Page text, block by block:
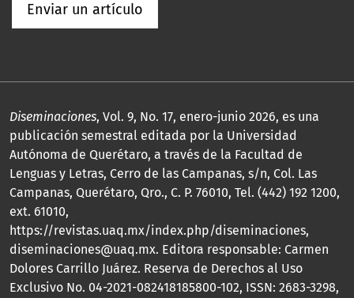
Enviar un artículo
Diseminaciones, Vol. 9, No. 17, enero-junio 2026, es una
publicación semestral editada por la Universidad
Autónoma de Querétaro, a través de la Facultad de
Lenguas y Letras, Cerro de las Campanas, s/n, Col. Las
Campanas, Querétaro, Qro., C. P. 76010, Tel. (442) 192 1200,
ext. 61010,
https://revistas.uaq.mx/index.php/diseminaciones,
diseminaciones@uaq.mx. Editora responsable: Carmen
Dolores Carrillo Juárez. Reserva de Derechos al Uso
Exclusivo No. 04-2021-082418185800-102, ISSN: 2683-3298,